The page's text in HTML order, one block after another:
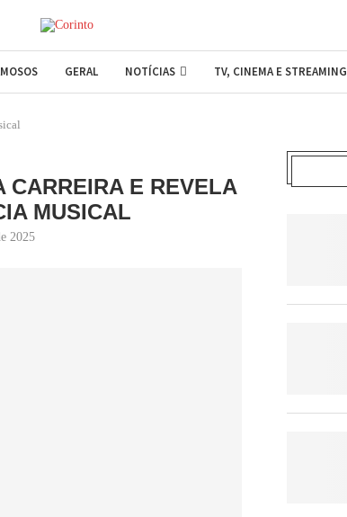
GERAL NOTÍCIAS TV, CINEMA E STREAMING
CARREIRA E REVELA
MUSICAL
2025